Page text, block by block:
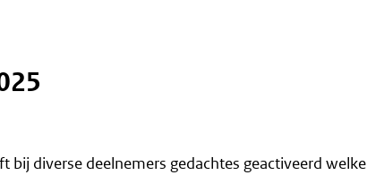
bij diverse deelnemers gedachtes geactiveerd welke